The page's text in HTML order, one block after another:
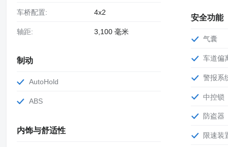
车桥配置: 4x2
轴距: 3,100 毫米
制动
AutoHold
ABS
内饰与舒适性
安全功能
气囊
车道
警报系
中控锁
防盗器
限速装